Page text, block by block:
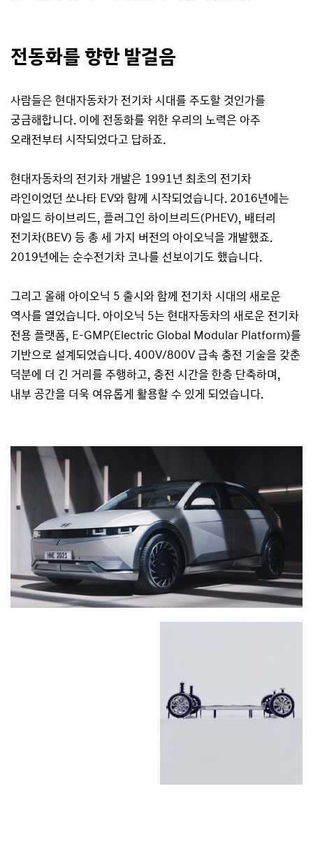
전동화를 향한 발걸음
사람들은 현대자동차가 전기차 시대를 주도할 것인가를
궁금해합니다. 이에 전동화를 위한 우리의 노력은 아주
오래전부터 시작되었다고 답하죠.
현대자동차의 전기차 개발은 1991년 최초의 전기차
라인이었던 쏘나타 EV와 함께 시작되었습니다. 2016년에는
마일드 하이브리드, 플러그인 하이브리드(PHEV), 배터리
전기차(BEV) 등 총 세 가지 버전의 아이오닉을 개발했죠.
2019년에는 순수전기차 코나를 선보이기도 했습니다.
그리고 올해 아이오닉 5 출시와 함께 전기차 시대의 새로운
역사를 열었습니다. 아이오닉 5는 현대자동차의 새로운 전기차
전용 플랫폼, E-GMP(Electric Global Modular Platform)를
기반으로 설계되었습니다. 400V/800V 급속 충전 기술을 갖춘
덕분에 더 긴 거리를 주행하고, 충전 시간을 한층 단축하며,
내부 공간을 더욱 여유롭게 활용할 수 있게 되었습니다.